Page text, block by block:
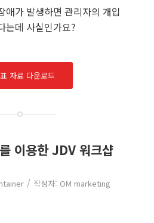
애가 발생하면 관리자의 개입
는데 사실인가요?
자료 다운로드
이용한 JDV 워크샵
/ 작성자: OM marketing